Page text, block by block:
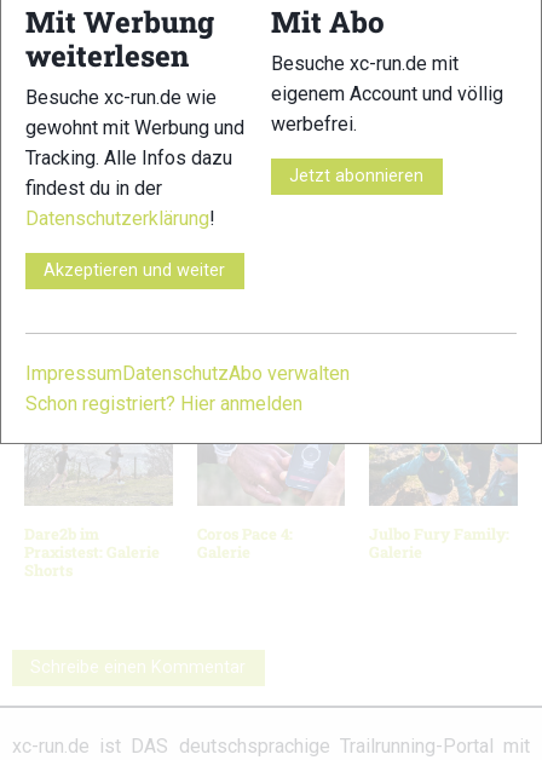
9 10
© Bilder 4 - 10: Marco Felgenhauer / woidlife photography; Bild
VERWANDTE ARTIKEL
Dare2b im
Praxistest: Galerie
Shorts
Coros Pace 4:
Galerie
Julbo Fury Family:
Galerie
Schreibe einen Kommentar
xc-run.de ist DAS deutschsprachige Trailrunning-Portal mit
Mit Werbung
weiterlesen
Besuche xc-run.de wie
gewohnt mit Werbung und
Tracking. Alle Infos dazu
findest du in der
Datenschutzerklärung!
Akzeptieren und weiter
Mit Abo
Besuche xc-run.de mit
eigenem Account und völlig
werbefrei.
Jetzt abonnieren
Impressum DatenschutzAbo verwalten
Schon registriert? Hier anmelden